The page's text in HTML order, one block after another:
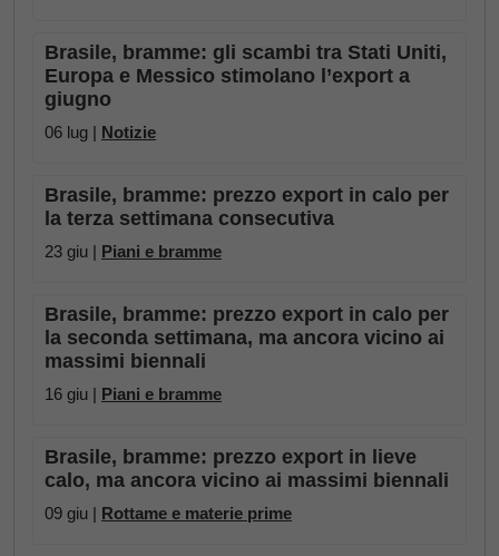
Brasile, bramme: gli scambi tra Stati Uniti,
Europa e Messico stimolano l’export a
giugno
06 lug | Notizie
Brasile, bramme: prezzo export in calo per
la terza settimana consecutiva
23 giu | Piani e bramme
Brasile, bramme: prezzo export in calo per
la seconda settimana, ma ancora vicino ai
massimi biennali
16 giu | Piani e bramme
Brasile, bramme: prezzo export in lieve
calo, ma ancora vicino ai massimi biennali
09 giu | Rottame e materie prime